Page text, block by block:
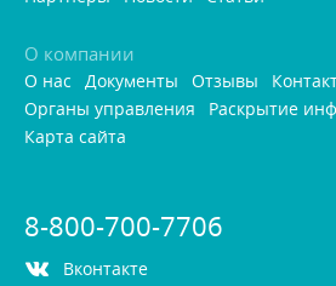
О компании
О нас Документы Отзывы
Органы управления
Раскрытие
Карта сайта
8-800-700-7706
контакте